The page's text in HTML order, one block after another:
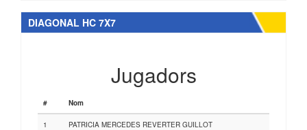
DIAGONAL HC 7X7
Jugadors
# Nom
1 PATRICIA MERCEDES REVERTER GUILLOT